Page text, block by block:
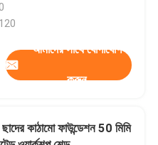
Delivery Time and
Grade
আমাদের সাথে যোগাযোগ
করুন
কাঠামো ফাউন্ডেশন 50 মিমি